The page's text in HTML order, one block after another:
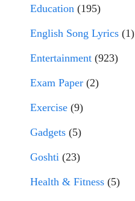
Education (195)
English Song Lyrics (1)
Entertainment (923)
Exam Paper (2)
Exercise (9)
Gadgets (5)
Goshti (23)
Health & Fitness (5)